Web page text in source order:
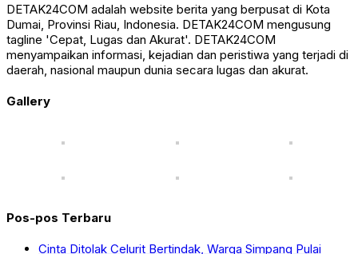
DETAK24COM adalah website berita yang berpusat di Kota
Dumai, Provinsi Riau, Indonesia. DETAK24COM mengusung
tagline 'Cepat, Lugas dan Akurat'. DETAK24COM
menyampaikan informasi, kejadian dan peristiwa yang terjadi di
daerah, nasional maupun dunia secara lugas dan akurat.
Gallery
Pos-pos Terbaru
Cinta Ditolak Celurit Bertindak, Warga Simpang Pulai